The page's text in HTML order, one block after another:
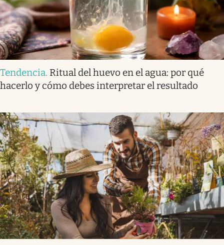
Tendencia. Ritual del huevo en el agua: por qué
hacerlo y cómo debes interpretar el resultado